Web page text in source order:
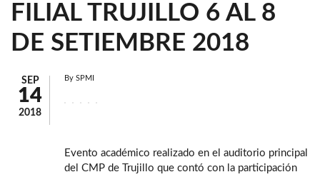
FILIAL TRUJILLO 6 AL 8
DE SETIEMBRE 2018
SEP
14
2018
By SPMI
Evento académico realizado en el auditorio principal
del CMP de Trujillo que contó con la participación